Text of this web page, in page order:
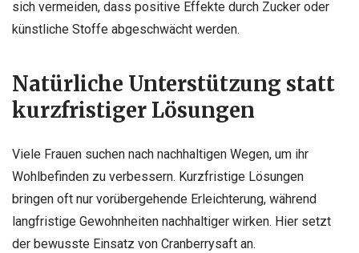
sich vermeiden, dass positive Effekte durch Zucker oder
künstliche Stoffe abgeschwächt werden.
Natürliche Unterstützung statt
kurzfristiger Lösungen
Viele Frauen suchen nach nachhaltigen Wegen, um ihr
Wohlbefinden zu verbessern. Kurzfristige Lösungen
bringen oft nur vorübergehende Erleichterung, während
langfristige Gewohnheiten nachhaltiger wirken. Hier setzt
der bewusste Einsatz von Cranberrysaft an.